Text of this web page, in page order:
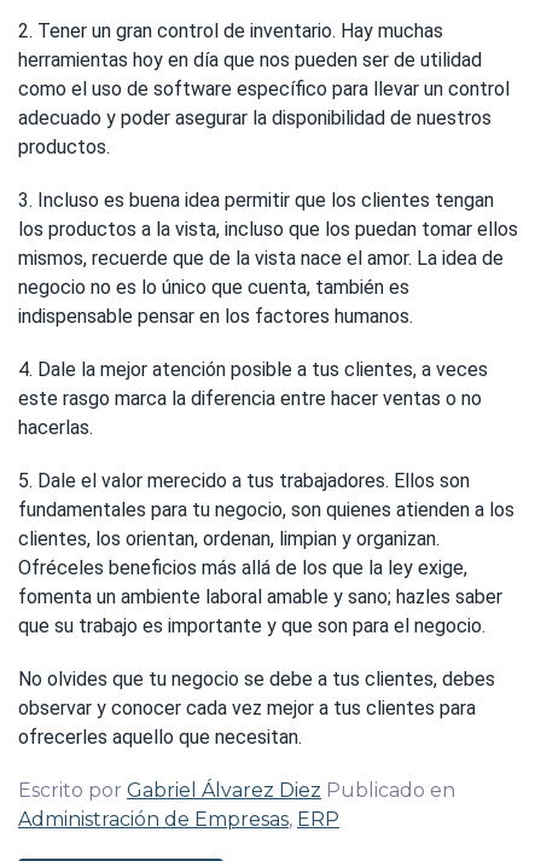
2. Tener un gran control de inventario. Hay muchas
herramientas hoy en día que nos pueden ser de utilidad
como el uso de software específico para llevar un control
adecuado y poder asegurar la disponibilidad de nuestros
productos.
3. Incluso es buena idea permitir que los clientes tengan
los productos a la vista, incluso que los puedan tomar ellos
mismos, recuerde que de la vista nace el amor. La idea de
negocio no es lo único que cuenta, también es
indispensable pensar en los factores humanos.
4. Dale la mejor atención posible a tus clientes, a veces
este rasgo marca la diferencia entre hacer ventas o no
hacerlas.
5. Dale el valor merecido a tus trabajadores. Ellos son
fundamentales para tu negocio, son quienes atienden a los
clientes, los orientan, ordenan, limpian y organizan.
Ofréceles beneficios más allá de los que la ley exige,
fomenta un ambiente laboral amable y sano; hazles saber
que su trabajo es importante y que son para el negocio.
No olvides que tu negocio se debe a tus clientes, debes
observar y conocer cada vez mejor a tus clientes para
ofrecerles aquello que necesitan.
Escrito por Gabriel Álvarez Diez Publicado en
Administración de Empresas, ERP